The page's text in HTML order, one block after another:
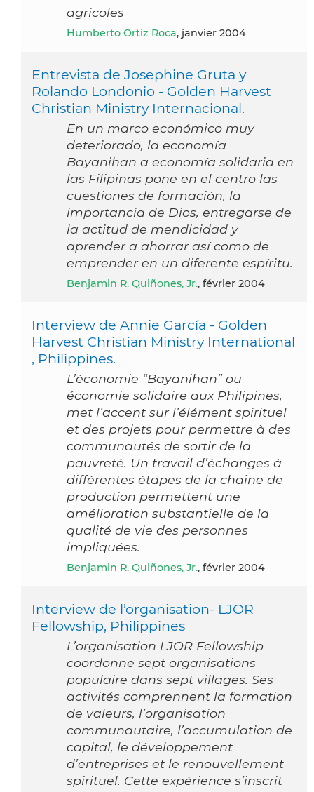
agricoles
Humberto Ortiz Roca, janvier 2004
Entrevista de Josephine Gruta y
Rolando Londonio - Golden Harvest
Christian Ministry Internacional.
En un marco económico muy
deteriorado, la economía
Bayanihan a economía solidaria en
las Filipinas pone en el centro las
cuestiones de formación, la
importancia de Dios, entregarse de
la actitud de mendicidad y
aprender a ahorrar así como de
emprender en un diferente espíritu.
Benjamin R. Quiñones, Jr., février 2004
Interview de Annie García - Golden
Harvest Christian Ministry International
, Philippines.
L’économie “Bayanihan” ou
économie solidaire aux Philipines,
met l’accent sur l’élément spirituel
et des projets pour permettre à des
communautés de sortir de la
pauvreté. Un travail d’échanges à
différentes étapes de la chaîne de
production permettent une
amélioration substantielle de la
qualité de vie des personnes
impliquées.
Benjamin R. Quiñones, Jr., février 2004
Interview de l’organisation- LJOR
Fellowship, Philippines
L’organisation LJOR Fellowship
coordonne sept organisations
populaire dans sept villages. Ses
activités comprennent la formation
de valeurs, l’organisation
communautaire, l’accumulation de
capital, le développement
d’entreprises et le renouvellement
spirituel. Cette expérience s’inscrit